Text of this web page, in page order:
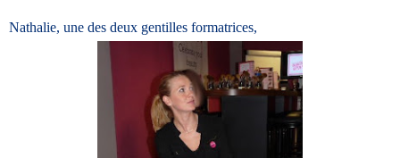
Nathalie, une des deux gentilles formatrices,